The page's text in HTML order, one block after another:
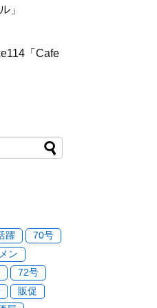
」
「Cafe
躍
70号
ン
72号
販促